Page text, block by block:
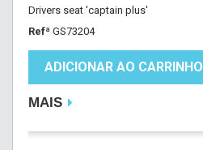
Drivers seat 'captain plus'
Refª GS73204
ADICIONAR AO CARRINHO
MAIS